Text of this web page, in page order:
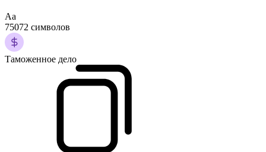
Аа
75072 символов
Таможенное дело